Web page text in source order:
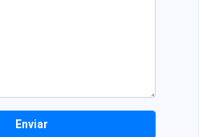
Enviar